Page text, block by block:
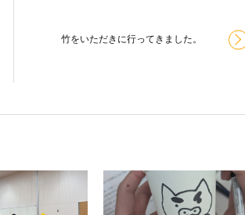
竹をいただきに行ってきました。